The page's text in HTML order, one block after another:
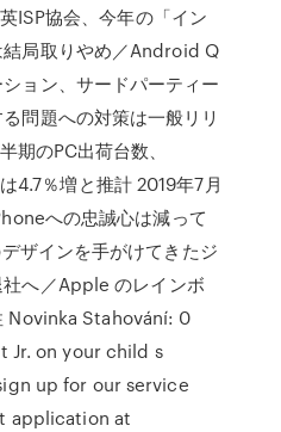
ISP協会、今年の「イン
結局取りやめ／Android Q
ョン、サードパーティー
問題への対策は一般リリ
期のPC出荷台数、
4.7％増と推計 2019年7月
への忠誠心は減って
ザインを手がけてきたジ
へ／Apple のレインボ
Novinka Stahování: 0
Jr. on your child s
up for our service
application at